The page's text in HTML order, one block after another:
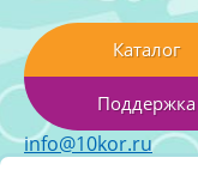
Каталог
Поддержка
info@10kor.ru